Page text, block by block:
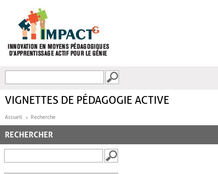
FORMULAIRE DE
VIGNETTES DE PÉDAGOGIE ACTIVE
Accueil Recherche
RECHERCHER